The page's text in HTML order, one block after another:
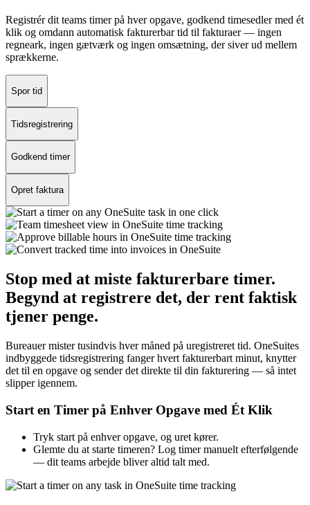
Registrér dit teams timer på hver opgave, godkend timesedler med ét
klik og omdann automatisk fakturerbar tid til fakturaer — ingen
regneark, ingen gætværk og ingen omsætning, der siver ud mellem
sprækkerne.
Spor tid
Tidsregistrering
Godkend timer
Opret faktura
Stop med at miste fakturerbare timer.
Begynd at registrere det, der rent faktisk
tjener penge.
Bureauer mister tusindvis hver måned på uregistreret tid. OneSuites
indbyggede tidsregistrering fanger hvert fakturerbart minut, knytter
det til en opgave og sender det direkte til din fakturering — så intet
slipper igennem.
Start en Timer på Enhver Opgave med Ét Klik
Tryk start på enhver opgave, og uret kører.
Glemte du at starte timeren? Log timer manuelt efterfølgende
— dit teams arbejde bliver altid talt med.